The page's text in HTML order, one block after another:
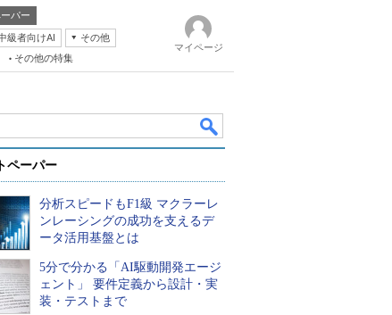
パー
級者向けAI
その他
その他の特集
マイページ
ペーパー
分析スピードもF1級 マクラーレ
ンレーシングの成功を支えるデ
ータ活用基盤とは
5分で分かる「AI駆動開発エージ
ェント」 要件定義から設計・実
装・テストまで